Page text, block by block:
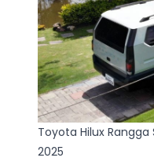
Toyota Hilux Rangga
2025